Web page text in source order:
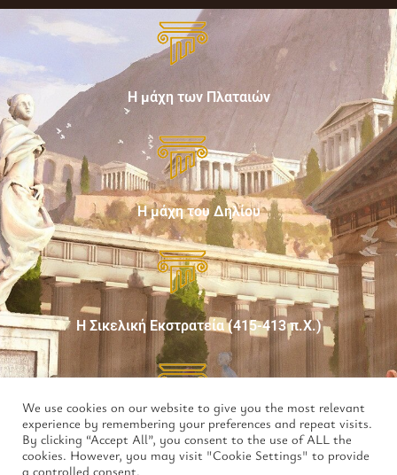
Η μάχη των Πλαταιών
Η μάχη του Δηλίου
Η Σικελική Εκστρατεία (415-413 π.Χ.)
Η 2η μάχη της Μαντινείας
We use cookies on our website to give you the most relevant
experience by remembering your preferences and repeat visits.
By clicking “Accept All”, you consent to the use of ALL the
cookies. However, you may visit "Cookie Settings" to provide
a controlled consent.